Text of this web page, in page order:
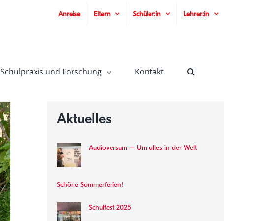
Anreise Eltern Schüler:in Lehrer:in
Schulpraxis und Forschung Kontakt
Aktuelles
Audioversum – Um alles in der Welt
Schöne Sommerferien!
Schulfest 2025